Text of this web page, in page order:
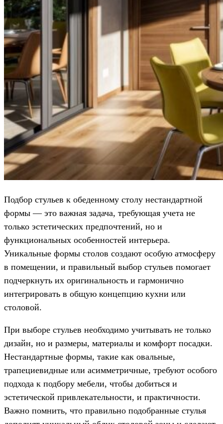
Подбор стульев к обеденному столу нестандартной
формы — это важная задача, требующая учета не
только эстетических предпочтений, но и
функциональных особенностей интерьера.
Уникальные формы столов создают особую атмосферу
в помещении, и правильный выбор стульев помогает
подчеркнуть их оригинальность и гармонично
интегрировать в общую концепцию кухни или
столовой.
При выборе стульев необходимо учитывать не только
дизайн, но и размеры, материалы и комфорт посадки.
Нестандартные формы, такие как овальные,
трапециевидные или асимметричные, требуют особого
подхода к подбору мебели, чтобы добиться и
эстетической привлекательности, и практичности.
Важно помнить, что правильно подобранные стулья